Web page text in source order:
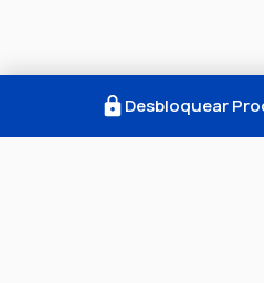
Desbloquear